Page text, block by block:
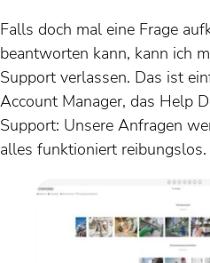
Falls doch mal eine Frage
beantworten kann, kann ich
Support verlassen. Das ist
Account Manager, das Help
Support: Unsere Anfragen
alles funktioniert reibungslos.